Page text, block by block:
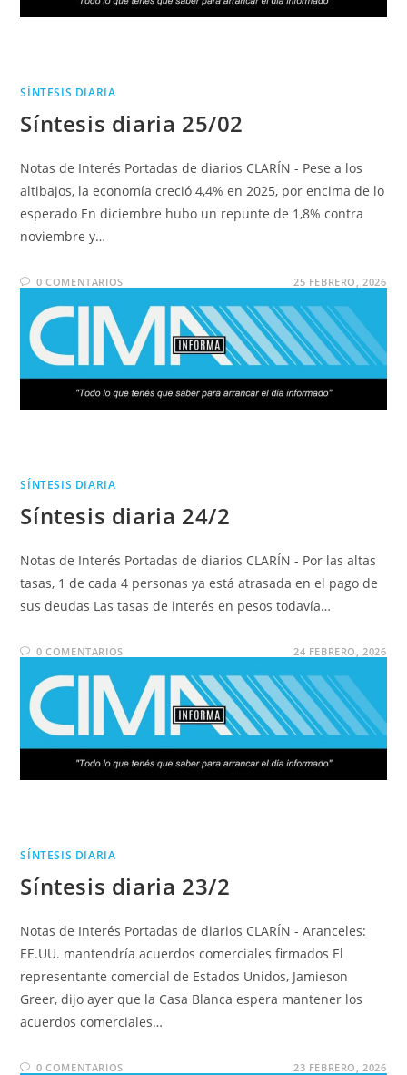
SÍNTESIS DIARIA
Síntesis diaria 25/02
Notas de Interés Portadas de diarios CLARÍN - Pese a los
altibajos, la economía creció 4,4% en 2025, por encima de lo
esperado En diciembre hubo un repunte de 1,8% contra
noviembre y…
0 COMENTARIOS 25 FEBRERO, 2026
SÍNTESIS DIARIA
Síntesis diaria 24/2
Notas de Interés Portadas de diarios CLARÍN - Por las altas
tasas, 1 de cada 4 personas ya está atrasada en el pago de
sus deudas Las tasas de interés en pesos todavía…
0 COMENTARIOS 24 FEBRERO, 2026
SÍNTESIS DIARIA
Síntesis diaria 23/2
Notas de Interés Portadas de diarios CLARÍN - Aranceles:
EE.UU. mantendría acuerdos comerciales firmados El
representante comercial de Estados Unidos, Jamieson
Greer, dijo ayer que la Casa Blanca espera mantener los
acuerdos comerciales…
0 COMENTARIOS 23 FEBRERO, 2026